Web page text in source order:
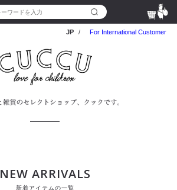
JP / For International Customer
NEW ARRIVALS
新着アイテムの一覧